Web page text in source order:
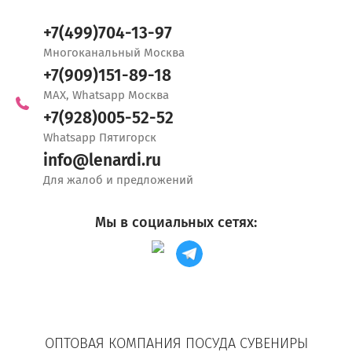
ОПТОВАЯ КОМПАНИЯ ПОСУДА СУВЕНИРЫ
+7(499)704-13-97
Многоканальный Москва
+7(909)151-89-18
MAX, Whatsapp Москва
+7(928)005-52-52
Whatsapp Пятигорск
info@lenardi.ru
Для жалоб и предложений
Мы в социальных сетях: